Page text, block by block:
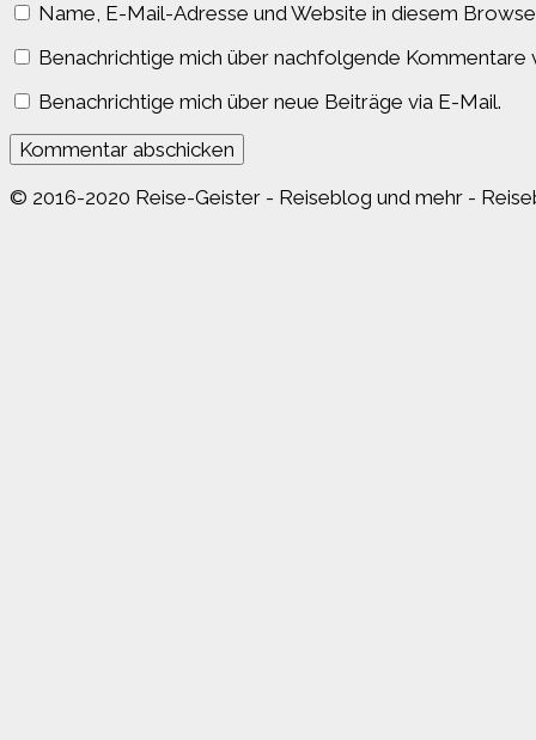
Name, E-Mail-Adresse und Website in diesem
Benachrichtige mich über nachfolgende Kommentare
Benachrichtige mich über neue Beiträge via E-Mail.
© 2016-2020 Reise-Geister - Reiseblog und mehr -